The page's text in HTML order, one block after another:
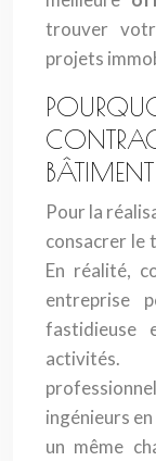
trouver
projets
Pour la
consacrer le
En réalité,
entreprise
fastidieuse
activités.
ingénieurs
un même